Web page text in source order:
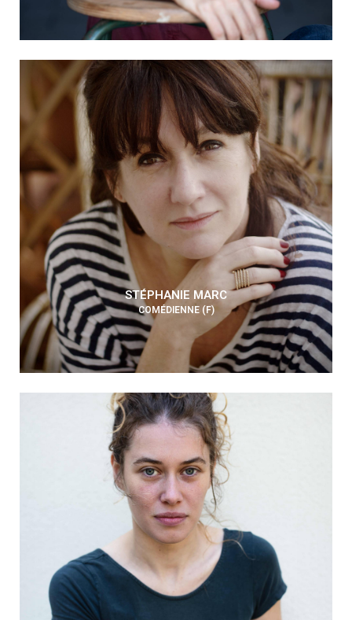
STÉPHANIE MARC
COMÉDIENNE (F)